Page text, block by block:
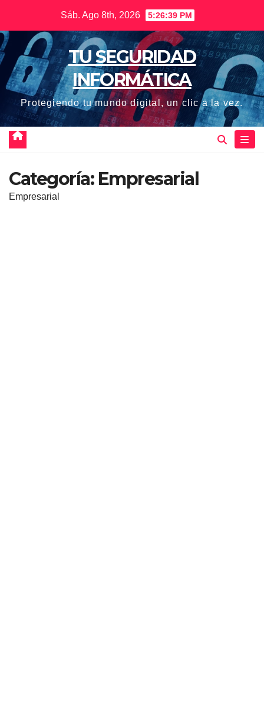
contenido
Sáb. Ago 8th, 2026 5:26:40 PM
TU SEGURIDAD
INFORMÁTICA
Protegiendo tu mundo digital, un clic a la vez.
Categoría: Empresarial
Empresarial